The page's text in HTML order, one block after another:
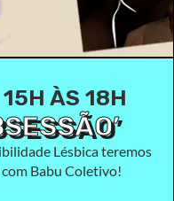
ÀS 18H
Lésbica teremos
Babu Coletivo!